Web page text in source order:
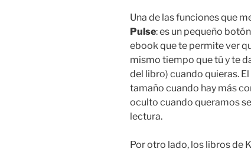
Una de las funciones que
Pulse: es un pequeño
ebook que te permite ver
mismo tiempo que tú y te
del libro) cuando quieras.
tamaño cuando hay más
oculto cuando queramos
lectura.
Por otro lado, los libros de